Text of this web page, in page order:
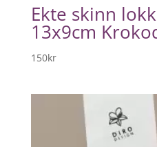
Ekte skinn
13x9cm
150kr